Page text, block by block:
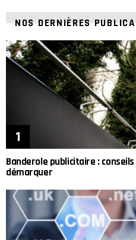
NOS DERNIÈRES
Banderole publicitaire :
démarquer